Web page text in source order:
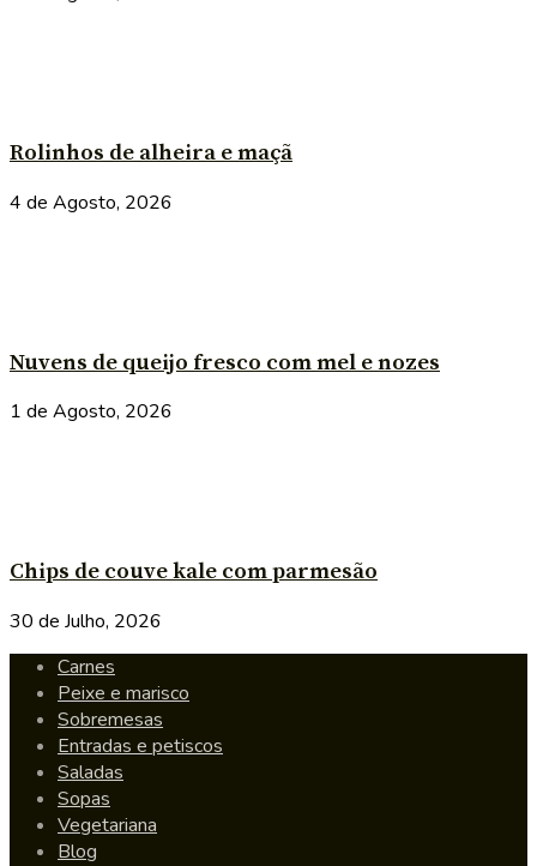
Rolinhos de alheira e maçã
4 de Agosto, 2026
Nuvens de queijo fresco com mel e nozes
1 de Agosto, 2026
Chips de couve kale com parmesão
30 de Julho, 2026
Carnes
Peixe e marisco
Sobremesas
Entradas e petiscos
Saladas
Sopas
Vegetariana
Blog